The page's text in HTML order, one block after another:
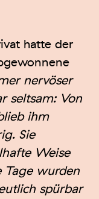
hatte der
nervöser
seltsam: Von
ihm
Sie
Weise
Tage wurden
spürbar